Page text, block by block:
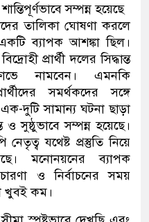
সম্পন্ন হয়েছে
তালিকা ঘোষণা করলে
ব্যাপক আশঙ্কা ছিল।
প্রার্থী দলের সিদ্ধান্ত
নামবেন। এমনকি
সমর্থকদের সঙ্গে
দুটি সামান্য ঘটনা ছাড়া
সুষ্ঠুভাবে সম্পন্ন হয়েছে।
যথেষ্ট প্রস্তুতি নিয়ে
মনোনয়নের ব্যাপক
ও নির্বাচনের সময়
খুবই কম।